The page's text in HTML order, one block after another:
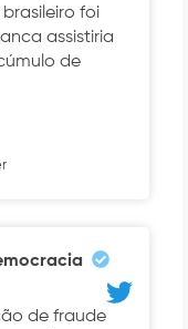
foi
assistiria
de
de fraude